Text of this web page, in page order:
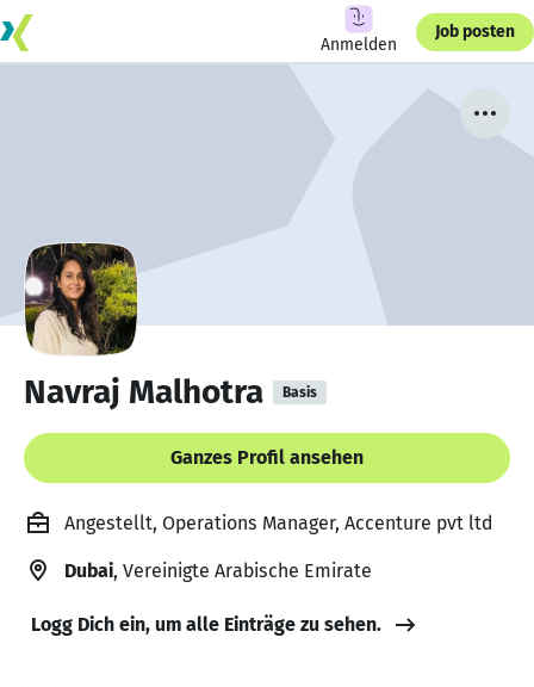
Anmelden
Job posten
Navraj Malhotra Basis
Ganzes Profil ansehen
Angestellt, Operations Manager, Accenture pvt ltd
Dubai, Vereinigte Arabische Emirate
Logg Dich ein, um alle Einträge zu sehen.